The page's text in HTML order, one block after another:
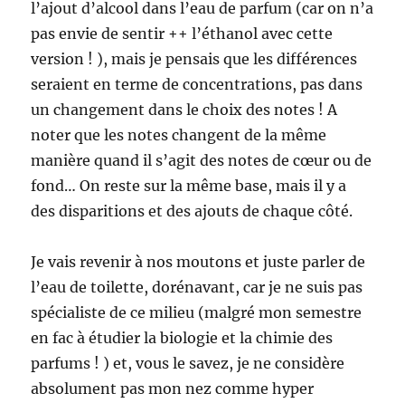
l’ajout d’alcool dans l’eau de parfum (car on n’a
pas envie de sentir ++ l’éthanol avec cette
version ! ), mais je pensais que les différences
seraient en terme de concentrations, pas dans
un changement dans le choix des notes ! A
noter que les notes changent de la même
manière quand il s’agit des notes de cœur ou de
fond… On reste sur la même base, mais il y a
des disparitions et des ajouts de chaque côté.
Je vais revenir à nos moutons et juste parler de
l’eau de toilette, dorénavant, car je ne suis pas
spécialiste de ce milieu (malgré mon semestre
en fac à étudier la biologie et la chimie des
parfums ! ) et, vous le savez, je ne considère
absolument pas mon nez comme hyper